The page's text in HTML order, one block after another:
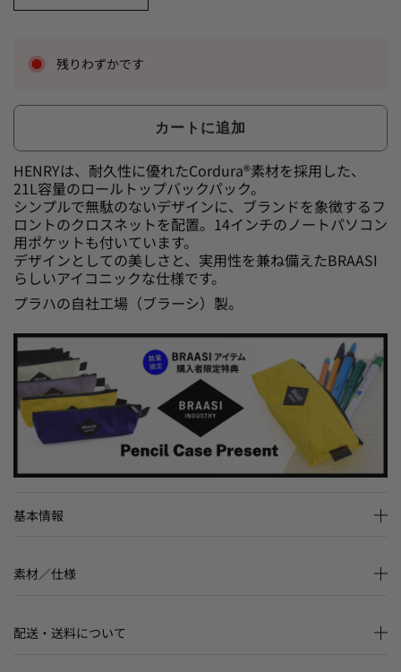
残りわずかです
カートに追加
HENRYは、耐久性に優れたCordura®素材を採用した、
21L容量のロールトップバックパック。
シンプルで無駄のないデザインに、ブランドを象徴するフ
ロントのクロスネットを配置。14インチのノートパソコン
用ポケットも付いています。
デザインとしての美しさと、実用性を兼ね備えたBRAASI
らしいアイコニックな仕様です。
プラハの自社工場（ブラーシ）製。
基本情報
素材／仕様
配送・送料について